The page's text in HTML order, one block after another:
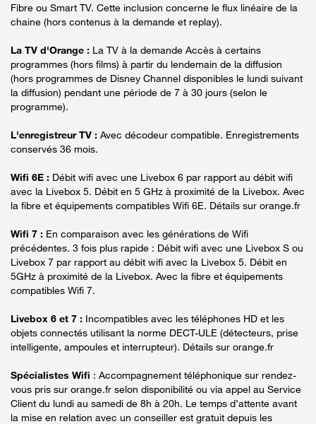
Fibre ou Smart TV. Cette inclusion concerne le flux linéaire de la
chaine (hors contenus à la demande et replay).
La TV d'Orange : La TV à la demande Accès à certains
programmes (hors films) à partir du lendemain de la diffusion
(hors programmes de Disney Channel disponibles le lundi suivant
la diffusion) pendant une période de 7 à 30 jours (selon le
programme).
L'enregistreur TV : Avec décodeur compatible. Enregistrements
conservés 36 mois.
Wifi 6E : Débit wifi avec une Livebox 6 par rapport au débit wifi
avec la Livebox 5. Débit en 5 GHz à proximité de la Livebox. Avec
la fibre et équipements compatibles Wifi 6E. Détails sur orange.fr
Wifi 7 : En comparaison avec les générations de Wifi
précédentes. 3 fois plus rapide : Débit wifi avec une Livebox S ou
Livebox 7 par rapport au débit wifi avec la Livebox 5. Débit en
5GHz à proximité de la Livebox. Avec la fibre et équipements
compatibles Wifi 7.
Livebox 6 et 7 : Incompatibles avec les téléphones HD et les
objets connectés utilisant la norme DECT-ULE (détecteurs, prise
intelligente, ampoules et interrupteur). Détails sur orange.fr
Spécialistes Wifi : Accompagnement téléphonique sur rendez-
vous pris sur orange.fr selon disponibilité ou via appel au Service
Client du lundi au samedi de 8h à 20h. Le temps d’attente avant
la mise en relation avec un conseiller est gratuit depuis les